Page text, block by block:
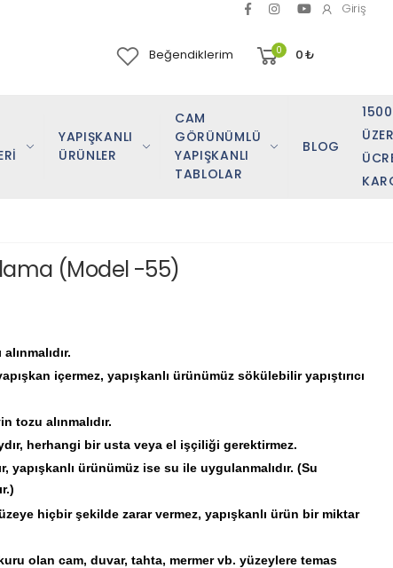
Giriş
Beğendiklerim 0 0₺
YAPIŞKANLI
ÜRÜNLER
CAM
GÖRÜNÜMLÜ
YAPIŞKANLI
TABLOLAR
BLOG
(Model -55)
içermez, yapışkanlı ürünümüz sökülebilir yapıştırıcı
tozu alınmalıdır.
herhangi bir usta veya el işçiliği gerektirmez.
yapışkanlı ürünümüz ise su ile uygulanmalıdır. (Su
hiçbir şekilde zarar vermez, yapışkanlı ürün bir miktar
olan cam, duvar, tahta, mermer vb. yüzeylere temas